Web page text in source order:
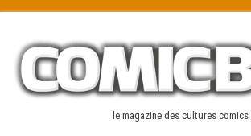
content
le magazine des cultures comics